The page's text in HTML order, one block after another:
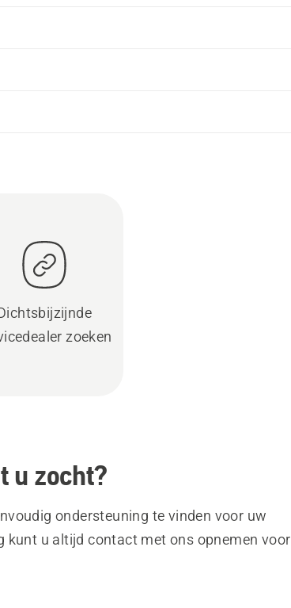
zoeken
u zocht?
ondersteuning te vinden voor uw
kunt u altijd contact met ons opnemen voor